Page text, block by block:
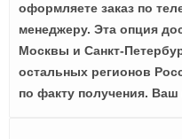
оформляете заказ по
менеджеру. Эта опция
Москвы и Санкт-
остальных регионов
по факту получения.